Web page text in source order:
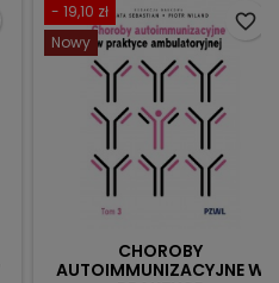
- 19,10 zł
Nowy
CHOROBY
AUTOIMMUNIZACYJNE W
favorite_border